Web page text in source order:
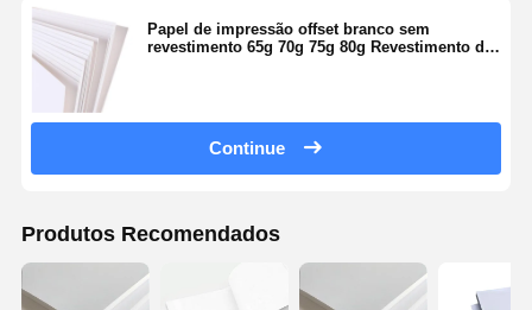
Papel de impressão offset branco sem
revestimento 65g 70g 75g 80g Revestimento de
Continue
Produtos Recomendados